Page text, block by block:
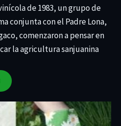
de 1983, un grupo de
conjunta con el Padre Lona,
comenzaron a pensar en
la agricultura sanjuanina